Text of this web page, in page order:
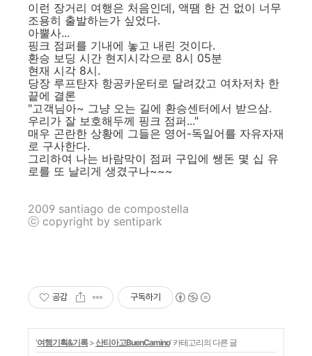
이런 장거리 여행은 처음인데, 액땜 한 건 없이 너무
조용히 출발하는가 싶었다.
아뿔사...
핑크 점퍼를 기내에 놓고 내린 것이다.
환승 보딩 시간 현지시각으로 8시 05분
현재 시각 8시.
당장 루프탄자 항공카운터로 달려갔고 여차저차 한
끝에 결론
"고객님아~ 그냥 오는 길에 환승센터에서 받으삼.
우리가 잘 보호해두께 핑크 점퍼..."
매우 곤란한 상황에 그들은 영어-독일어를 자유자재
로 구사한다.
그리하여 나는 바람막이 점퍼 구입에 쌩돈 몇 십 유
로를 또 날리게 생겼구나~~~
2009 santiago de compostella
ⓒ copyright by sentipark
공감 구독하기
'여행기획&기록>산티아고BuenCamino' 카테고리의 다른 글